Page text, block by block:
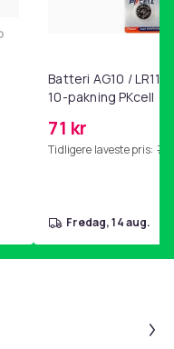
Magetrener, 6-rørs
Batteri AG10 /
10-pakning PKcell
71 kr
Tidligere laveste pris: 76
fredag, 14 aug.